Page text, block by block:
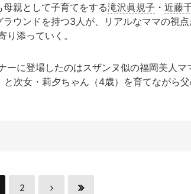
親として子育てをする滝沢眞規子 ・ 近藤
ウンドを持つ3人が、リアルなママの視
添っていく。
に登場したのはスザンヌ似の福岡美人マ
次女・莉夕ちゃん（4歳）を育てながら
2